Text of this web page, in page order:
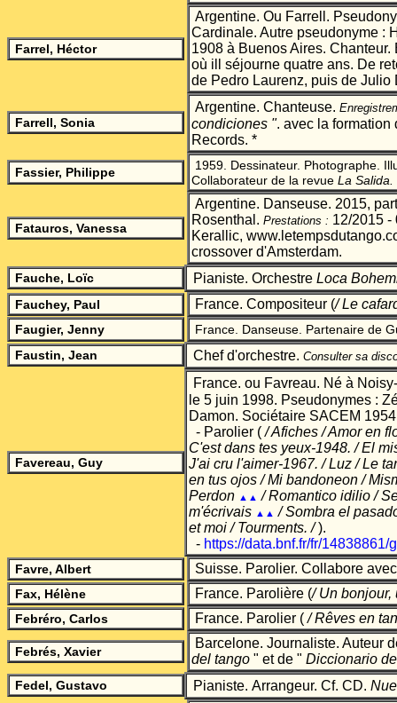
Farrel, Héctor
Argentine. Ou Farrell.
Cardinale. Autre pseudonyme :
1908 à Buenos Aires.
où ill séjourne quatre ans. De
de Pedro Laurenz, puis de Julio
Farrell, Sonia
Argentine. Chanteuse.
condiciones ". avec la
Records. *
Fassier, Philippe 1959. Dessinateur. Photographe.
Collaborateur de la revue La Salida.
Fatauros, Vanessa
Argentine. Danseuse. 2015,
Rosenthal. Prestations : 12/2015 -
Kerallic,
crossover d'Amsterdam.
Fauche, Loïc Pianiste. Orchestre Loca
Fauchey, Paul France. Compositeur (/ Le
Faugier, Jenny
France. Danseuse. Partenaire de
Faustin, Jean
Chef d'orchestre. Consulter sa
Favereau, Guy
France. ou Favreau. Né à
le 5 juin 1998. Pseudonymes :
Damon. Sociétaire SACEM
- Parolier (/ Afiches / Amor en
C'est dans tes yeux-1948. / El
J'ai cru l'aimer-1967. / Luz / Le
en tus ojos / Mi bandoneon /
Perdon ▲▲ / Romantico idilio /
m'écrivais ▲▲ / Sombra el
et moi / Tourments. /).
- https://data.bnf.fr/fr/14838861/
Favre, Albert Suisse. Parolier. Collabore
Fax, Hélène France. Parolière (/ Un bonjour,
Febréro, Carlos France. Parolier (/ Rêves en
Febrés, Xavier
Barcelone. Journaliste. Auteur
del tango " et de " Diccionario
Fedel, Gustavo Pianiste. Arrangeur. Cf. CD.